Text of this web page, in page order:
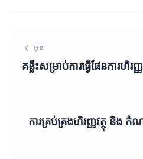
មុន
គន្លឹះសម្រាប់ការធ្វើផែនការហិរញ្
ការគ្រប់គ្រងហិរញ្ញវត្ថុ និ